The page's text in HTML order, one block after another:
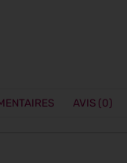
AVIS (0)